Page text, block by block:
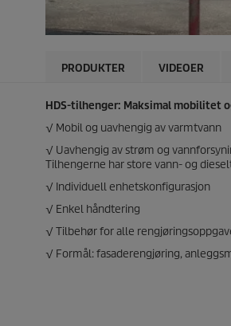
PRODUKTER VIDEOER
HDS-tilhenger: Maksimal mobilitet
√ Mobil og uavhengig av varmtvann
√ Uavhengig av strøm og
Tilhengerne har store vann- og
√ Individuell enhetskonfigurasjon
√ Enkel håndtering
√ Tilbehør for alle
√ Formål: fasaderengjøring,